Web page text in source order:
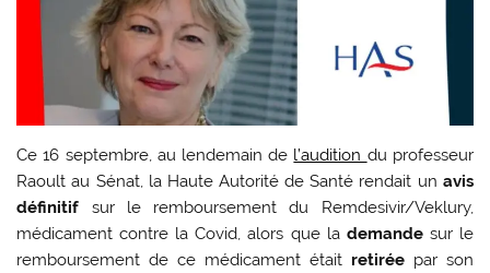
Ce 16 septembre, au lendemain de l’audition du professeur
Raoult au Sénat, la Haute Autorité de Santé rendait un avis
définitif sur le remboursement du Remdesivir/Veklury,
médicament contre la Covid, alors que la demandesur le
remboursement de ce médicament était retiréepar son